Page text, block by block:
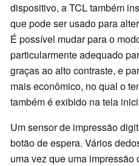
dispositivo, a TCL também
que pode ser usado para
É possível mudar para o
particularmente adequado
graças ao alto contraste, e
mais econômico, no qual o
também é exibido na tela
Um sensor de impressão
botão de espera. Vários
uma vez que uma impressão